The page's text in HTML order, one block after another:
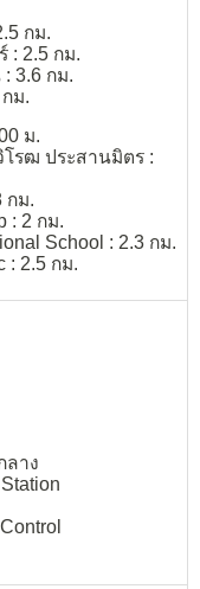
กม.
: 2.5 กม.
3.6 กม.
กม.
ม.
รฒ ประสานมิตร :
กม.
: 2 กม.
School : 2.3 กม.
: 2.5 กม.
ลาง